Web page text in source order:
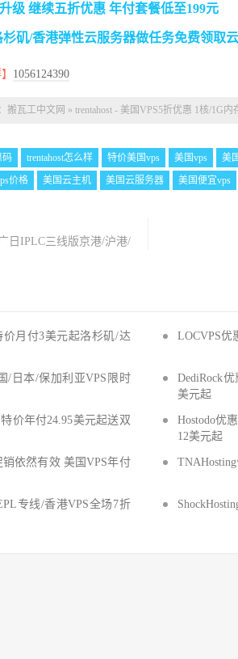
级 继续五折优惠 年付套餐低至199元
矶/香港弹性云服务器做任务免费领取
1056124390
搬瓦工中文网 » trentahost - 美国VPS5折优惠 1核/1G
码 trentahost怎么样 特价美国vps 美国vps 美
价格
美国云主机 美国云服务器 美国便宜vps
日IPLC三线版京港/沪港/
价月付3美元起洛杉矶/达
LOCVPS优
/日本/保加利亚VPS限时
DediRock
美元起
价年付24.95美元起送双
Hostodo优
12美元起
销依然有效 美国VPS年付
专线/香港VPS全场7折